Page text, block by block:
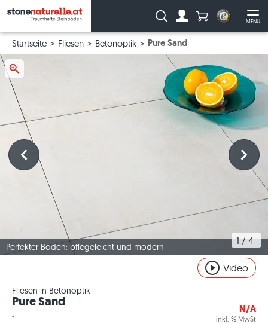
MENU
Suche: Anzahl
Startseite Fliesen Betonoptik Pure Sand
Perfekter Boden: pflegeleicht und modern
1 / 4
Video
Fliesen in Betonoptik
Pure Sand
-
N/A
inkl. % MwSt